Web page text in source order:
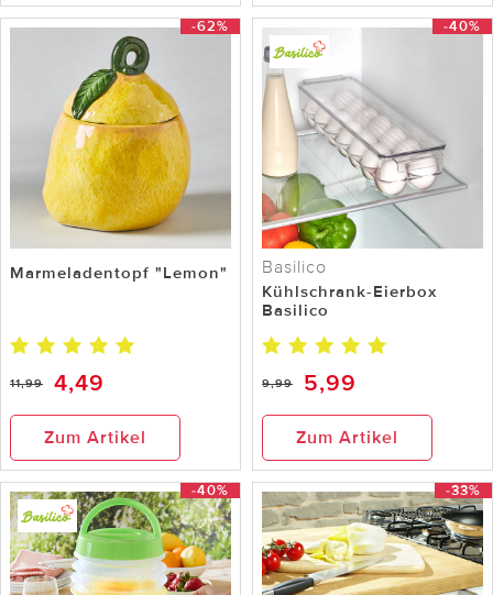
-62%
Marmeladentopf "Lemon"
11,99 4,49
Zum Artikel
-40%
Basilico
Kühlschrank-Eierbox
Basilico
9,99 5,99
Zum Artikel
-40% -33%